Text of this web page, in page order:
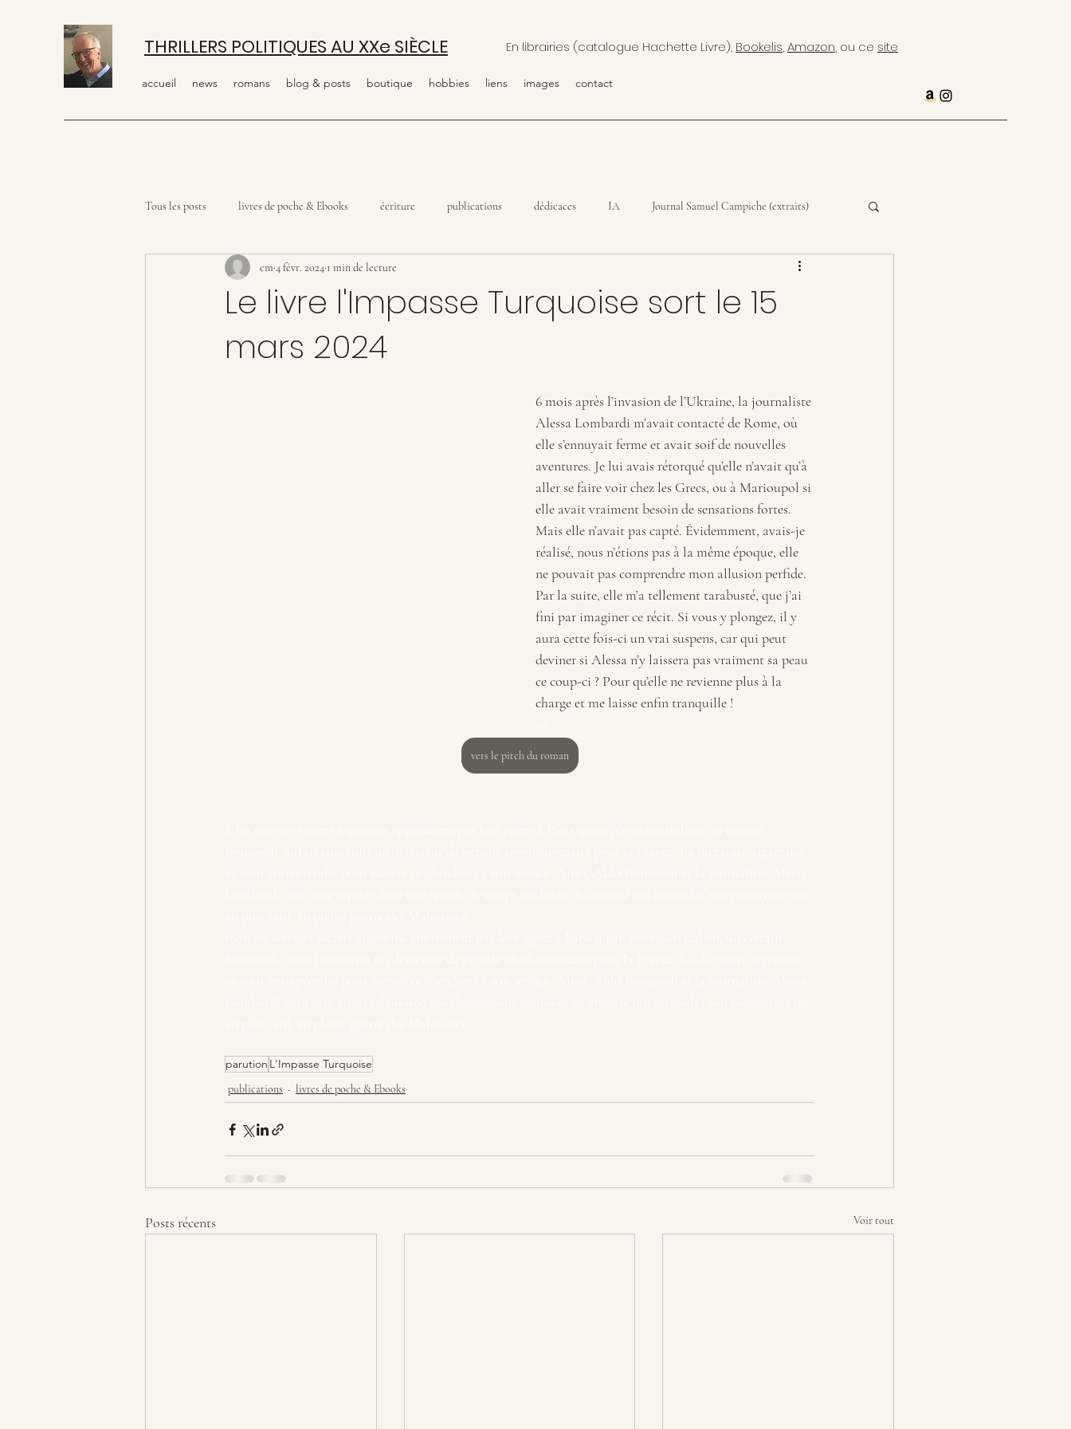
THRILLERS POLITIQUES AU XXe SIÈCLE En librairies (catalogue Hachette Livre), Bookelis,Amazon, ou ce site
accueil news romans blog & posts boutique hobbies liens images contact
Tous les posts livres de poche & Ebooks écriture publications dédicaces IA Journal Samuel Campiche (extraits)
Le livre l'Impasse Turquoise sort le 15
mars 2024
cm 4 févr. 2024 1 min de lecture
6 mois après l’invasion de l’Ukraine, la journaliste
Alessa Lombardi m’avait contacté de Rome, où
elle s’ennuyait ferme et avait soif de nouvelles
aventures. Je lui avais rétorqué qu’elle n’avait qu’à
aller se faire voir chez les Grecs, ou à Marioupol si
elle avait vraiment besoin de sensations fortes.
Mais elle n’avait pas capté. Évidemment, avais-je
réalisé, nous n’étions pas à la même époque, elle
ne pouvait pas comprendre mon allusion perfide.
Par la suite, elle m’a tellement tarabusté, que j’ai
fini par imaginer ce récit. Si vous y plongez, il y
aura cette fois-ci un vrai suspens, car qui peut
deviner si Alessa n’y laissera pas vraiment sa peau
ce coup-ci ? Pour qu’elle ne revienne plus à la
charge et me laisse enfin tranquille !
vers le pitch du roman
parution L'Impasse Turquoise
publications livres de poche & Ebooks
Posts récents Voir tout